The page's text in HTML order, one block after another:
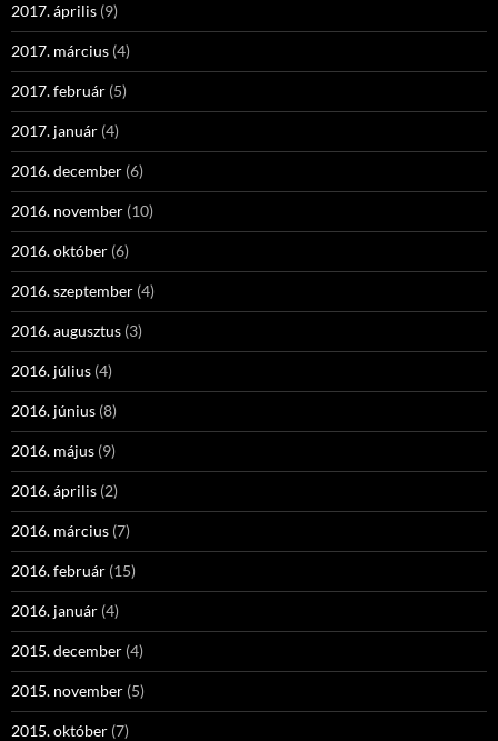
2017. április (9)
2017. március (4)
2017. február (5)
2017. január (4)
2016. december (6)
2016. november (10)
2016. október (6)
2016. szeptember (4)
2016. augusztus (3)
2016. július (4)
2016. június (8)
2016. május (9)
2016. április (2)
2016. március (7)
2016. február (15)
2016. január (4)
2015. december (4)
2015. november (5)
2015. október (7)